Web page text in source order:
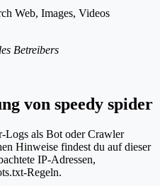
Web, Images, Videos
Betreibers
von speedy spider
Logs als Bot oder Crawler
Hinweise findest du auf dieser
IP-Adressen,
Regeln.